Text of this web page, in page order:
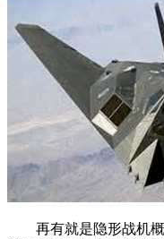
再有就是隐形战机概